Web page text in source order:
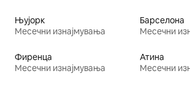
Њујорк
Месечни изнајмувања
Барселона
Месечни
Фиренца
Месечни изнајмувања
Атина
Месечни